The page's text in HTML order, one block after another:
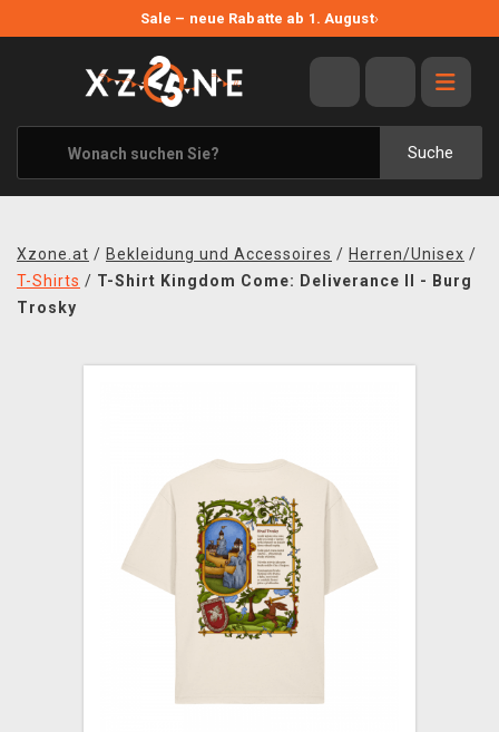
Sale – neue Rabatte ab 1. August›
Suche
ANGEBOTE
ALLE MARKEN
XZONE ORIGINALS
KLEIDUNG & ACCESSOIRES
BÜCHER & COMICS
XZONE CLUB
Xzone.at / Bekleidung und Accessoires / Herren/Unisex /
T-Shirts / T-Shirt Kingdom Come: Deliverance II - Burg
Trosky